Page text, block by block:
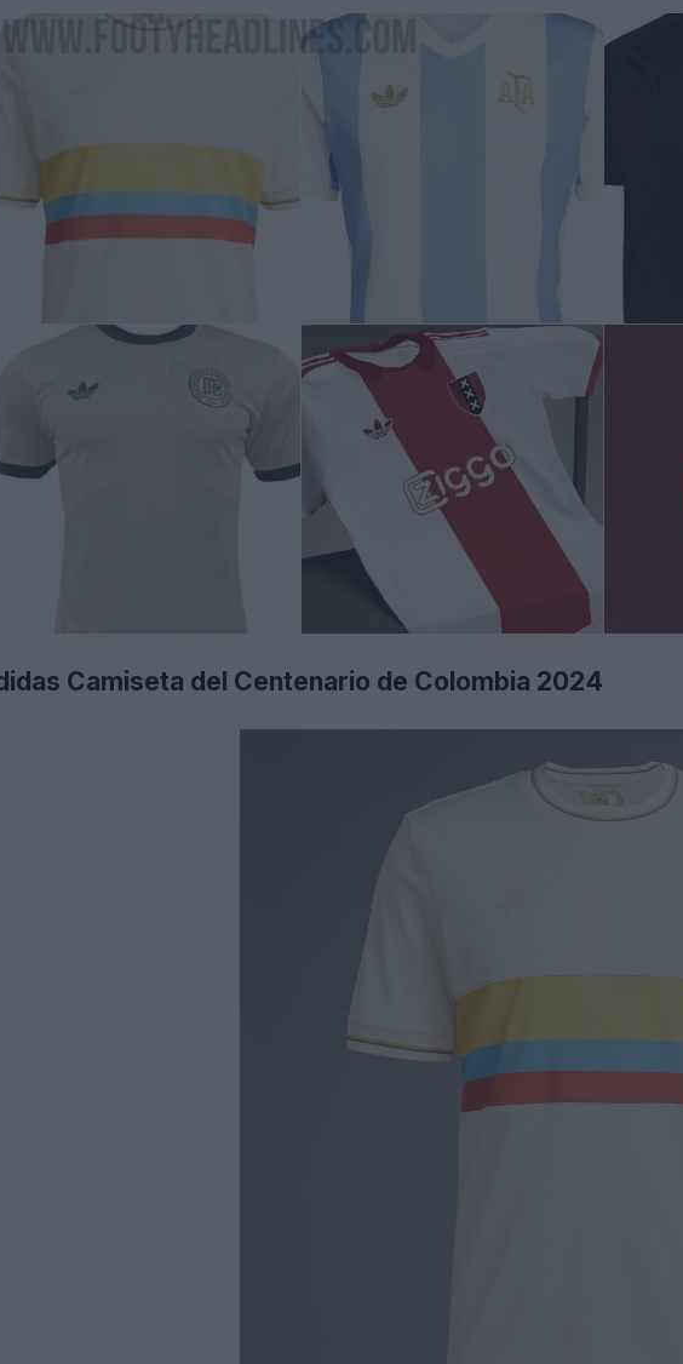
Camiseta del Centenario de Colombia 2024